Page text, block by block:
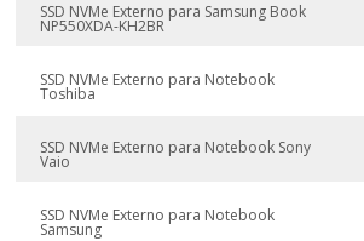
SSD NVMe Externo para Samsung Book
NP550XDA-KH2BR
SSD NVMe Externo para Notebook
Toshiba
SSD NVMe Externo para Notebook Sony
Vaio
SSD NVMe Externo para Notebook
Samsung